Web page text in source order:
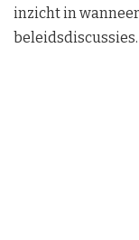
inzicht in
beleidsdiscussies.